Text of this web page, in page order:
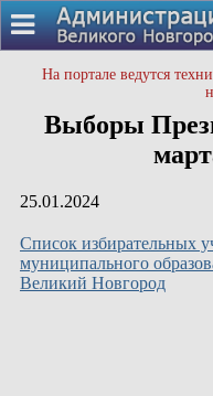
На портале ведутся
Выборы
25.01.2024
Список избирательных
муниципального
Великий Новгород